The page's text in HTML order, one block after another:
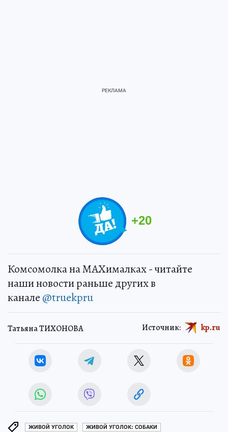
+20
Комсомолка на MAXималках - читайте
наши новости раньше других в
канале @truekpru
Татьяна ТИХОНОВА Источник: kp.ru
ЖИВОЙ УГОЛОК ЖИВОЙ УГОЛОК: СОБАКИ